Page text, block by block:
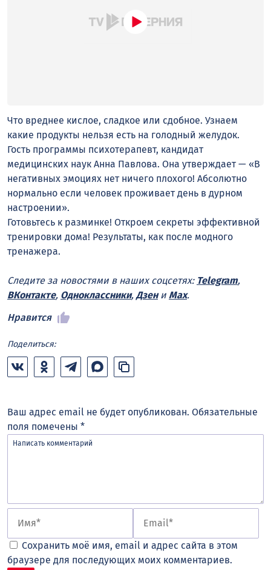
Что вреднее кислое, сладкое или сдобное. Узнаем
какие продукты нельзя есть на голодный желудок.
Гость программы психотерапевт, кандидат
медицинских наук Анна Павлова. Она утверждает — «В
негативных эмоциях нет ничего плохого! Абсолютно
нормально если человек проживает день в дурном
настроении».
Готовьтесь к разминке! Откроем секреты эффективной
тренировки дома! Результаты, как после модного
тренажера.
Следите за новостями в наших соцсетях: Telegram,
ВКонтакте, Одноклассники, Дзени Max.
Нравится
Поделиться:
Ваш адрес email не будет опубликован. Обязательные
поля помечены *
Сохранить моё имя, email и адрес сайта в этом
браузере для последующих моих комментариев.